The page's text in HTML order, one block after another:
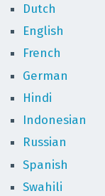
Dutch
English
French
German
Hindi
Indonesian
Russian
Spanish
Swahili